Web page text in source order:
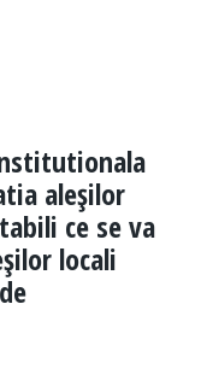
aleşilor
ce se va
locali